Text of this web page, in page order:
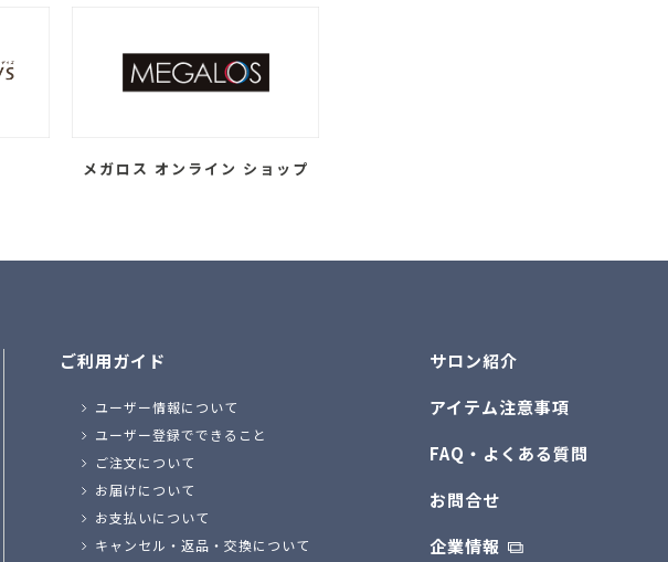
メガロス オンライン ショップ
ご利用ガイド
ユーザー情報について
ユーザー登録でできること
ご注文について
お届けについて
お支払いについて
キャンセル・返品・交換について
サロン紹介
アイテム注意事項
FAQ・よくある質問
お問合せ
企業情報